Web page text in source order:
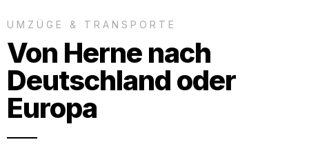
UMZÜGE & TRANSPORTE
Von Herne nach
Deutschland oder
Europa